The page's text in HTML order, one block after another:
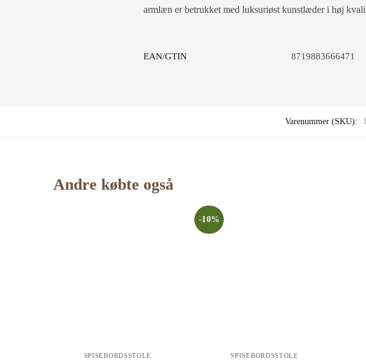
armlæn er betrukket med luksuriøst kunstlæder i høj
EAN/GTIN 8719883666471
Varenummer (SKU):
Andre købte også
SPISEBORDSSTOLE
-10%
SPISEBORDSSTOLE